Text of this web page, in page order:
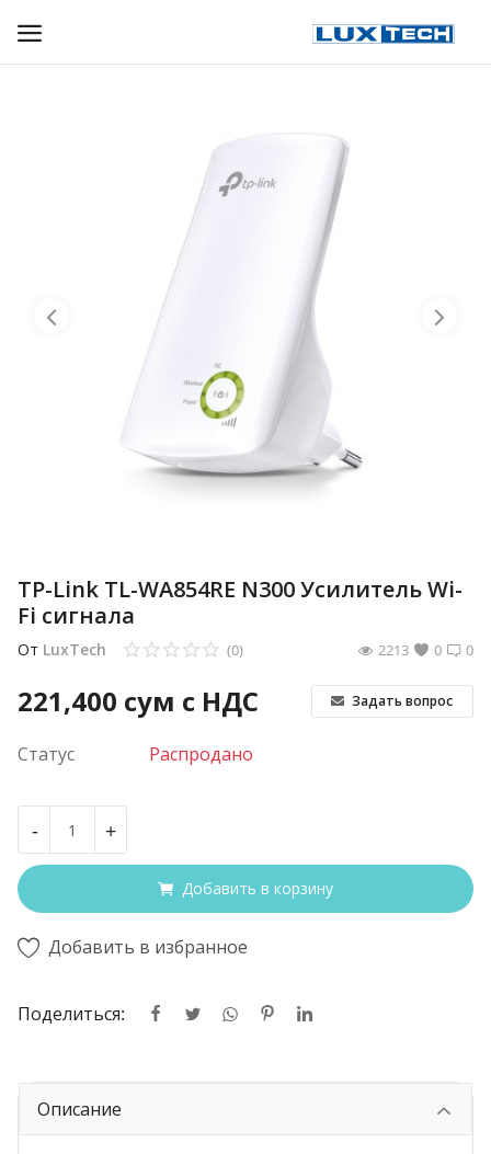
ДЛЯ ОПЕРАТОРОВ СВЯЗИ
TP-Link TL-WA854RE N300 Усилитель Wi-
Fi сигнала
От LuxTech 0
(0) 0
2213
221,400 сум с НДС Задать вопрос
Статус Распродано
- +
Добавить в корзину
Добавить в избранное
Поделиться:
Описание